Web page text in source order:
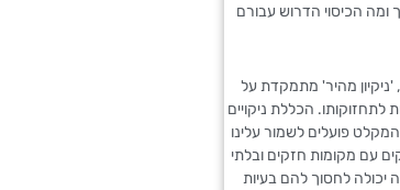
ומה הכיסוי הדרוש עבורם
מהיר' מתמקדת על
הכללת ניקויים
פועלים לשמור עלינו
עם מקומות חזקים ובלתי
יכולה לחסוך להם בעיות